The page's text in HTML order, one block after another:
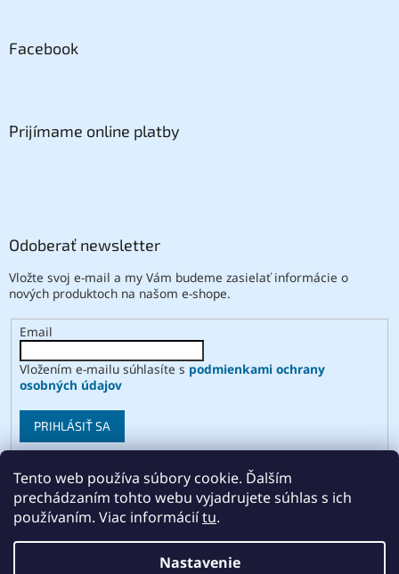
Tento web používa súbory cookie. Ďalším
prechádzaním tohto webu vyjadrujete súhlas s ich
používaním. Viac informáciítu.
Nastavenie
Facebook
Prijímame online platby
Odoberať newsletter
Vložte svoj e-mail a my Vám budeme zasielať informácie o
nových produktoch na našom e-shope.
Email
Vložením e-mailu súhlasíte s podmienkami ochrany
osobných údajov
PRIHLÁSIŤ SA
Vytvoril Shoptet
ABSE. Všetky práva vyhradené.